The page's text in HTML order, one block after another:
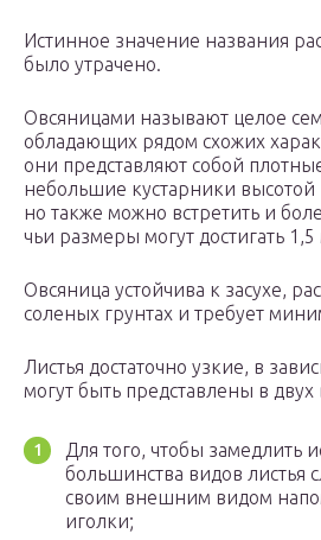
Истинное значение названия
было утрачено.
Овсяницами называют целое
обладающих рядом схожих
они представляют собой
небольшие кустарники высотой
но также можно встретить и
чьи размеры могут достигать
Овсяница устойчива к засухе,
соленых грунтах и требует
Листья достаточно узкие, в
могут быть представлены в двух
Для того, чтобы замедлить
большинства видов листья
своим внешним видом
иголки;